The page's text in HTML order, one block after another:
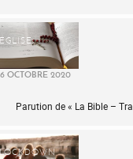
ÉGLISE
6 OCTOBRE 2020
Parution de « La Bible –
LOCKDOWN